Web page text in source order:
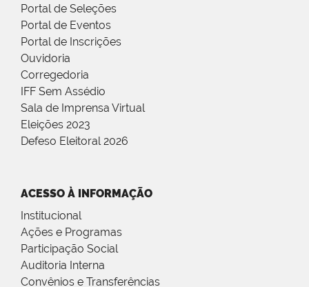
Portal de Seleções
Portal de Eventos
Portal de Inscrições
Ouvidoria
Corregedoria
IFF Sem Assédio
Sala de Imprensa Virtual
Eleições 2023
Defeso Eleitoral 2026
ACESSO À INFORMAÇÃO
Institucional
Ações e Programas
Participação Social
Auditoria Interna
Convênios e Transferências